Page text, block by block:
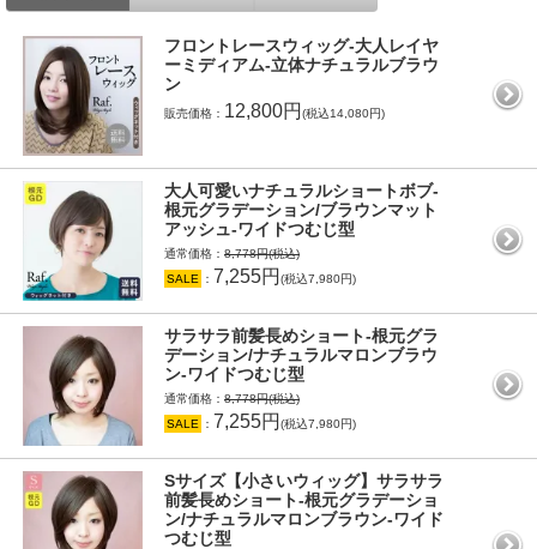
フロントレースウィッグ-大人レイヤ
ーミディアム-立体ナチュラルブラウ
ン
販売価格： 12,800円 (税込14,080円)
大人可愛いナチュラルショートボブ-
根元グラデーション/ブラウンマット
アッシュ-ワイドつむじ型
通常価格： 8,778円(税込)
SALE
： 7,255円 (税込7,980円)
サラサラ前髪長めショート-根元グラ
デーション/ナチュラルマロンブラウ
ン-ワイドつむじ型
通常価格： 8,778円(税込)
SALE
： 7,255円 (税込7,980円)
Sサイズ【小さいウィッグ】サラサラ
前髪長めショート-根元グラデーショ
ン/ナチュラルマロンブラウン-ワイド
つむじ型